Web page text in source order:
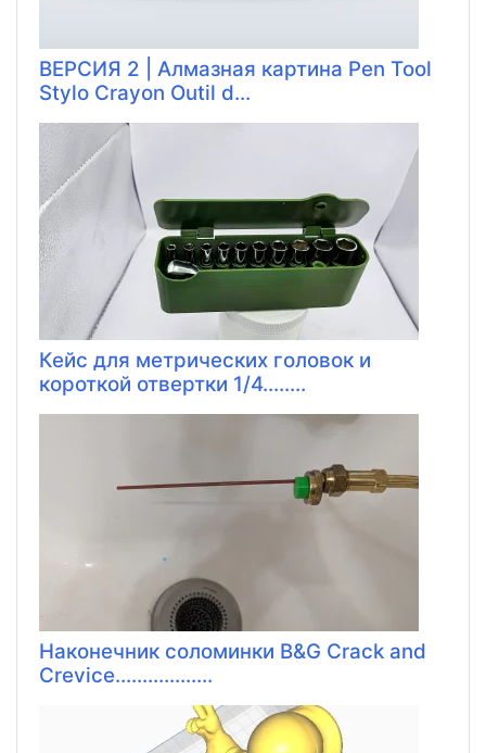
ВЕРСИЯ 2 | Алмазная картина Pen Tool
Stylo Crayon Outil d...
Кейс для метрических головок и
короткой отвертки 1/4........
Наконечник соломинки B&G Crack and
Crevice..................